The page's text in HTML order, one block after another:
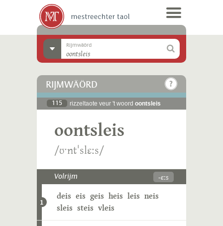
Rijmwäörd
RIJMWÄÖRD
115 rizzeltaote veur 't woord oontsleis
oontsleis
/ʊˑntˈslɛːs/
Volrijm -ɛːs
1
deis eis geis heis leis neis
sleis steis vleis